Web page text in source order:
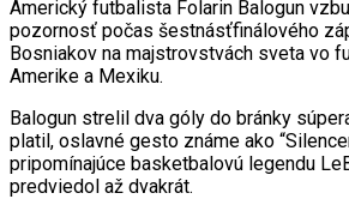
Americký futbalista Folarin Balogun
pozornosť počas šestnásťfinálového
Bosniakov na majstrovstvách sveta vo
Amerike a Mexiku.
Balogun strelil dva góly do bránky
platil, oslavné gesto známe ako
pripomínajúce basketbalovú legendu
predviedol až dvakrát.